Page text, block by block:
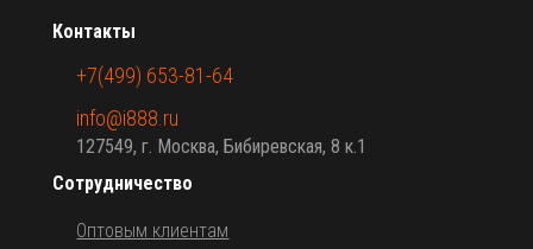
Сотрудничество
Оптовым клиентам
Контакты
+7(499) 653-81-64
info@i888.ru
127549, г. Москва, Бибиревская, 8 к.1